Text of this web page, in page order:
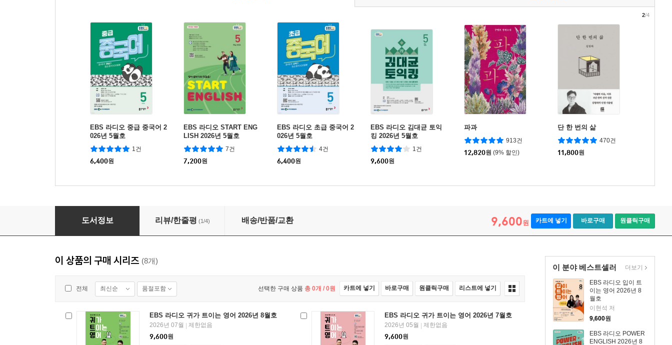
EBS 라디오 중급 중국어 2
026년 5월호
1건
6,400원
EBS 라디오 START ENG
LISH 2026년 5월호
7건
7,200원
EBS 라디오 초급 중국어 2
026년 5월호
4건
6,400원
EBS 라디오 김대균 토익
킹 2026년 5월호
1건
9,600원
파과
913건
12,820원 (9% 할인)
단 한 번의 삶
470건
11,800원
2/4
EBS 라디오 귀가 트이는 영어 2026년 5월호
도서정보 리뷰/한줄평 (1/4) 배송/반품/교환 9,600원 카트에 넣기 바로구매 원클릭구매
이 분야 베스트셀러
EBS 라디오 입이 트
이는 영어 2026년 8
월호
이현석 저
9,600원
EBS 라디오 POWER
ENGLISH 2026년 8
더보기
이 상품의 구매 시리즈 (8개)
전체 최신순 품절포함 선택한 구매 상품 총 0개 / 0원 카트에 넣기 바로구매 원클릭구매 리스트에 넣기
EBS 라디오 귀가 트이는 영어 2026년 8월호
2026년 07월
제한없음
9,600원
EBS 라디오 귀가 트이는 영어 2026년 7월호
2026년 05월
제한없음
9,600원